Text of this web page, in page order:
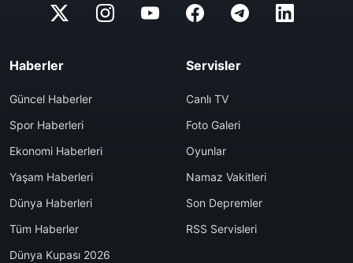
Haberler
Güncel Haberler
Spor Haberleri
Ekonomi Haberleri
Yaşam Haberleri
Dünya Haberleri
Tüm Haberler
Dünya Kupası 2026
Servisler
Canlı TV
Foto Galeri
Oyunlar
Namaz Vakitleri
Son Depremler
RSS Servisleri